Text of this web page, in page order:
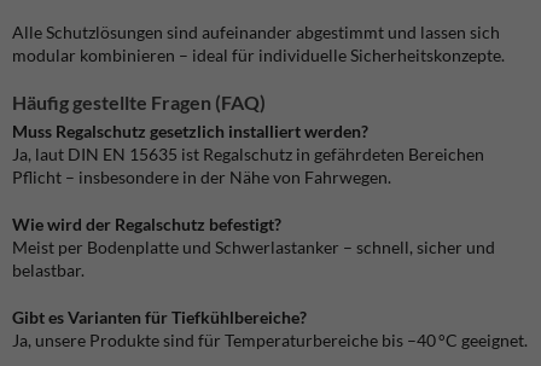
Alle Schutzlösungen sind aufeinander abgestimmt und lassen sich
modular kombinieren – ideal für individuelle Sicherheitskonzepte.
Häufig gestellte Fragen (FAQ)
Muss Regalschutz gesetzlich installiert werden?
Ja, laut DIN EN 15635 ist Regalschutz in gefährdeten Bereichen
Pflicht – insbesondere in der Nähe von Fahrwegen.
Wie wird der Regalschutz befestigt?
Meist per Bodenplatte und Schwerlastanker – schnell, sicher und
belastbar.
Gibt es Varianten für Tiefkühlbereiche?
Ja, unsere Produkte sind für Temperaturbereiche bis –40 °C geeignet.